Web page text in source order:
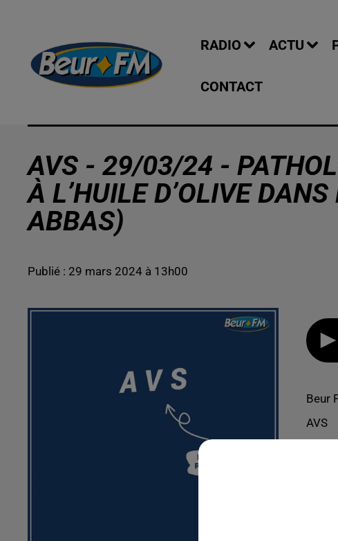
RADIO ACTU
CONTACT
AVS - 29/03/24 -
À L’HUILE D’OLIVE
ABBAS)
Publié : 29 mars 2024 à 13h00
Beur
AVS